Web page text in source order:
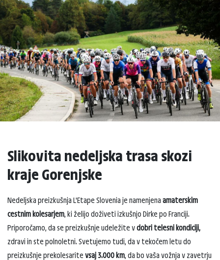
Slikovita nedeljska trasa skozi
kraje Gorenjske
Nedeljska preizkušnja L'Etape Slovenia je namenjena amaterskim
cestnim kolesarjem, ki želijo doživeti izkušnjo Dirke po Franciji.
Priporočamo, da se preizkušnje udeležite vdobri telesni kondiciji,
zdravi in ste polnoletni. Svetujemo tudi, da v tekočem letu do
preizkušnje prekolesarite vsaj 3.000 km, da bo vaša vožnja v zavetrju